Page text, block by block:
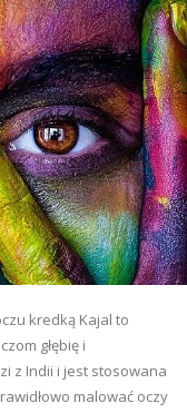
kredką Kajal to
głębię i
z Indii i jest stosowana
malować oczy